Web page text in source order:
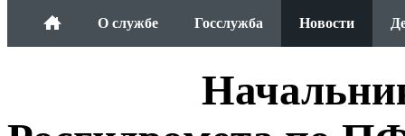
О службе Госслужба Новости